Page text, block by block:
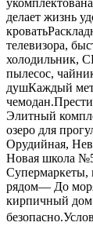
делает жизнь
телевизора,
холодильник,
пылесос,
душКаждый
Элитный
озеро для
Орудийная,
Новая школа
Супермаркеты,
рядом— До
кирпичный дом